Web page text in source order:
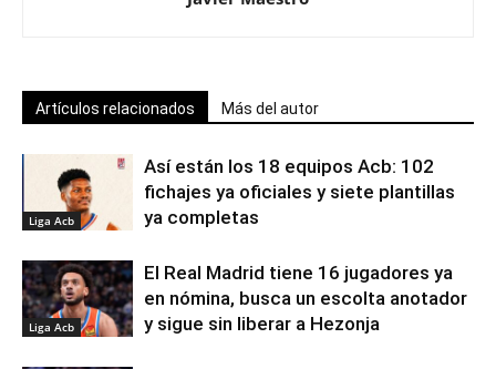
Artículos relacionados Más del autor
Liga Acb
Así están los 18 equipos Acb: 102
fichajes ya oficiales y siete plantillas
ya completas
Liga Acb
El Real Madrid tiene 16 jugadores ya
en nómina, busca un escolta anotador
y sigue sin liberar a Hezonja